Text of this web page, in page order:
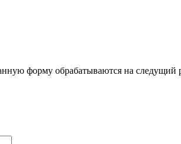
форму обрабатываются на следущий